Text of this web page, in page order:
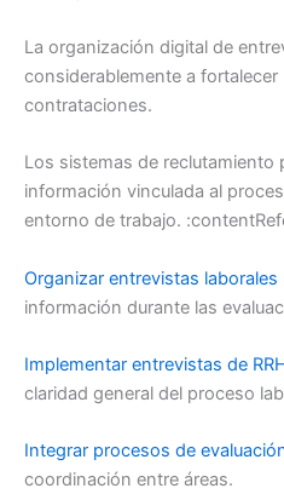
La organización digital de
considerablemente a
contrataciones.
Los sistemas de reclutamiento
información vinculada al
entorno de trabajo.
Organizar entrevistas laborales
información durante las
Implementar entrevistas de
claridad general del proceso
Integrar procesos de
coordinación entre áreas.